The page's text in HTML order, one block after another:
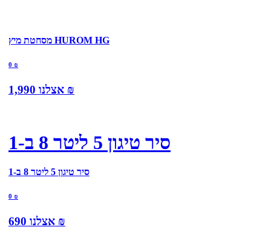
מסחטת מיץ HUROM HG
0 ₪
אצלנו 1,990 ₪
סיר טיגון 5 ליטר 8 ב-1
סיר טיגון 5 ליטר 8 ב-1
0 ₪
אצלנו 690 ₪